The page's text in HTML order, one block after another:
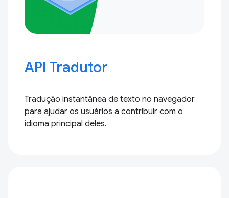
API Tradutor
Tradução instantânea de texto no navegador
para ajudar os usuários a contribuir com o
idioma principal deles.